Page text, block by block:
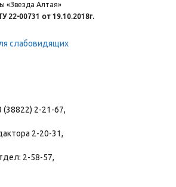
«Звезда Алтая»
22-00731 от 19.10.2018г.
слабовидящих
(38822) 2-21-67,
2-20-31,
2-58-57,